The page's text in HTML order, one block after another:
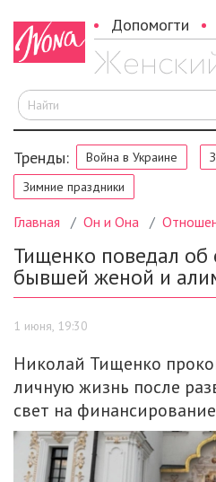
Допомогти
Тренды: Война в Украине
Зимние праздники
Главная Он и Она
Тищенко поведал об
бывшей женой и
1 июня, 19:30
Николай Тищенко
личную жизнь после
свет на